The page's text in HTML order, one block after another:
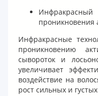
проникновения
Инфракрасные
проникновению
сывороток и
увеличивает
воздействие на
рост сильных и